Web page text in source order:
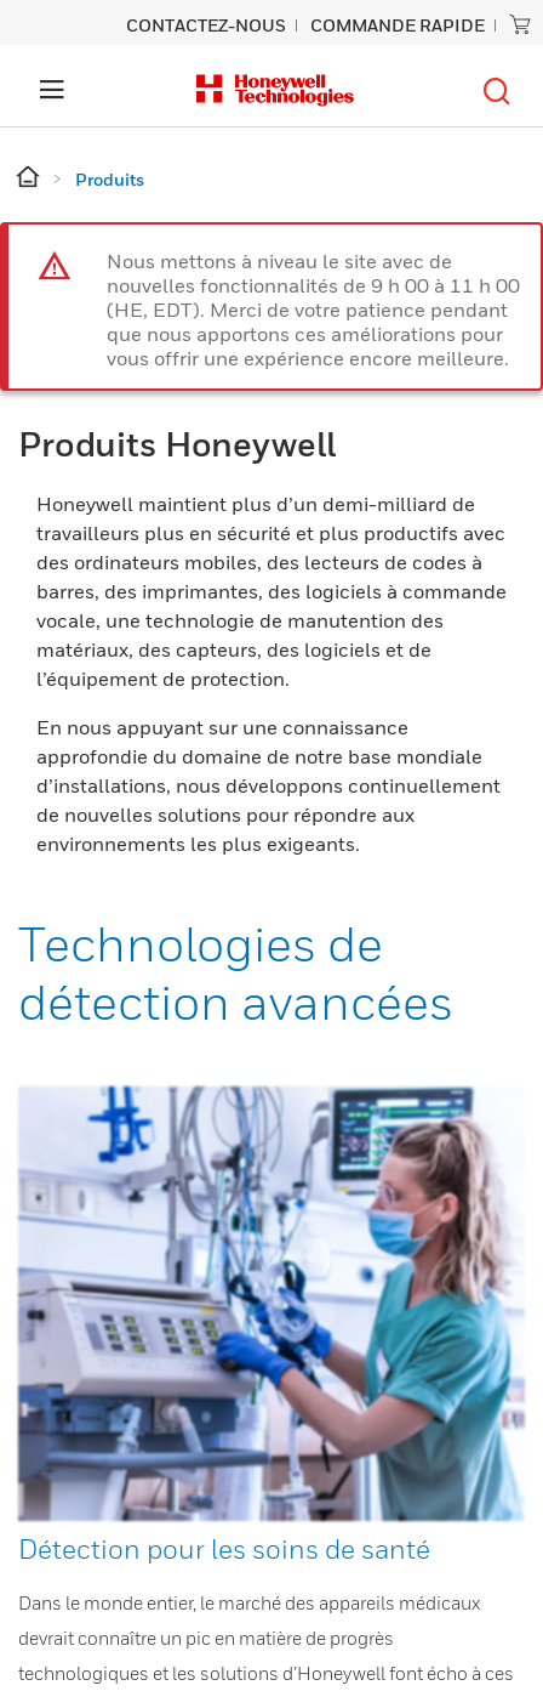
CONTACTEZ-NOUS COMMANDE RAPIDE
Produits
Nous mettons à niveau le site avec de
nouvelles fonctionnalités de 9 h 00 à 11 h 00
(HE, EDT). Merci de votre patience pendant
que nous apportons ces améliorations pour
vous offrir une expérience encore meilleure.
Produits Honeywell
Honeywell maintient plus d’un demi-milliard de
travailleurs plus en sécurité et plus productifs avec
des ordinateurs mobiles, des lecteurs de codes à
barres, des imprimantes, des logiciels à commande
vocale, une technologie de manutention des
matériaux, des capteurs, des logiciels et de
l’équipement de protection.
En nous appuyant sur une connaissance
approfondie du domaine de notre base mondiale
d’installations, nous développons continuellement
de nouvelles solutions pour répondre aux
environnements les plus exigeants.
Technologies de
détection avancées
Détection pour les soins de santé
Dans le monde entier, le marché des appareils médicaux
devrait connaître un pic en matière de progrès
technologiques et les solutions d’Honeywell font écho à ces